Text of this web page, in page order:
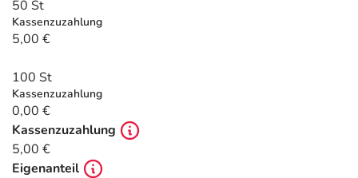
Tierapotheke
Vitamine & Mineralstoffe
Marken
Salus Deals
50 St
Kassenzuzahlung
5,00 €
100 St
Kassenzuzahlung
0,00 €
Kassenzuzahlung
5,00 €
Eigenanteil